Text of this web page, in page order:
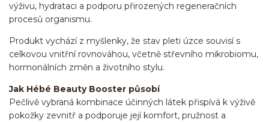
výživu, hydrataci a podporu přirozených regeneračních
procesů organismu.
Produkt vychází z myšlenky, že stav pleti úzce souvisí s
celkovou vnitřní rovnováhou, včetně střevního mikrobiomu,
hormonálních změn a životního stylu.
Jak Hébé Beauty Booster působí
Pečlivě vybraná kombinace účinných látek přispívá k výživě
pokožky zevnitř a podporuje její komfort, pružnost a